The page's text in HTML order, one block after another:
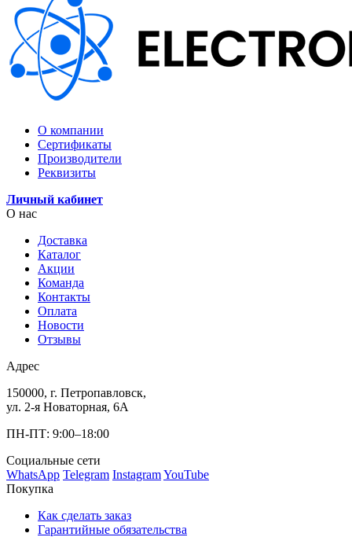
О компании
Сертификаты
Производители
Реквизиты
Личный кабинет
О нас
Доставка
Каталог
Акции
Команда
Контакты
Оплата
Новости
Отзывы
Адрес
150000, г. Петропавловск,
ул. 2-я Новаторная, 6А
ПН-ПТ: 9:00–18:00
Социальные сети
WhatsApp Telegram InstagramYouTube
Покупка
Как сделать заказ
Гарантийные обязательства